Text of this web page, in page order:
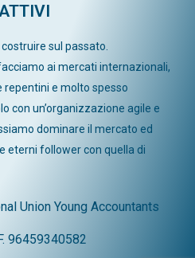
sul passato.
ai mercati internazionali,
e molto spesso
con un’organizzazione agile e
dominare il mercato ed
eterni follower con quella di
Union Young Accountants
96459340582